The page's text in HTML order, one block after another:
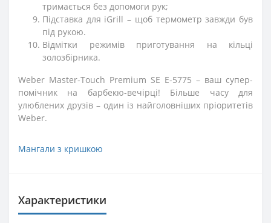
тримається без допомоги рук;
Підставка для iGrill – щоб термометр завжди був
під рукою.
Відмітки режимів приготування на кільці
золозбірника.
Weber Master-Touch Premium SE E-5775 – ваш супер-
помічник на барбекю-вечірці! Більше часу для
улюблених друзів – один із найголовніших пріоритетів
Weber.
Мангали з кришкою
Характеристики